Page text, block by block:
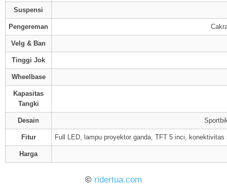
Suspensi
Pengereman
Velg & Ban
Tinggi Jok
Wheelbase
Kapasitas
Tangki
Desain
Fitur Full LED, lampu proyektor ganda, TFT 5 inci,
Harga
© ridertua.com